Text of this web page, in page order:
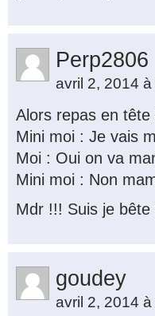
Perp2806
avril 2, 2014
Alors repas en
Mini moi : Je vais
Moi : Oui on va
Mini moi : Non
Mdr !!! Suis je bête
goudey
avril 2, 2014